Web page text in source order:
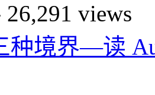
26,291 views
种境界—读